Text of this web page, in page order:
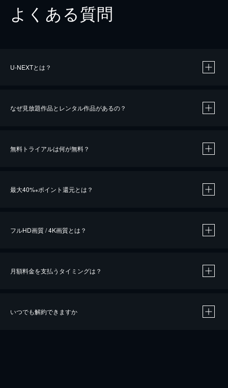
よくある質問
U-NEXTとは？
なぜ見放題作品とレンタル作品があるの？
無料トライアルは何が無料？
最大40%※ポイント還元とは？
※40％ポイント還元の対象は、クレジットカード決済による作品の購入 / レンタルです。
フルHD画質 / 4K画質とは？
月額料金を支払うタイミングは？
いつでも解約できますか